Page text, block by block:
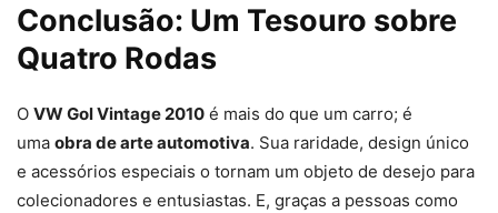
Conclusão: Um Tesouro sobre
Quatro Rodas
O VW Gol Vintage 2010 é mais do que um carro; é
uma obra de arte automotiva. Sua raridade, design único
e acessórios especiais o tornam um objeto de desejo para
colecionadores e entusiastas. E, graças a pessoas como